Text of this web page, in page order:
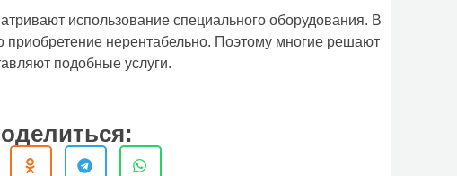
использование специального оборудования. В
приобретение нерентабельно. Поэтому многие решают
подобные услуги.